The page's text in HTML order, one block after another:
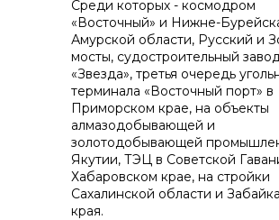
Среди которых - космодром
«Восточный» и Нижне-
Амурской области, Русский и
мосты, судостроительный
«Звезда», третья очередь
терминала «Восточный порт» в
Приморском крае, на объекты
алмазодобывающей и
золотодобывающей
Якутии, ТЭЦ в Советской
Хабаровском крае, на стройки
Сахалинской области и
края.